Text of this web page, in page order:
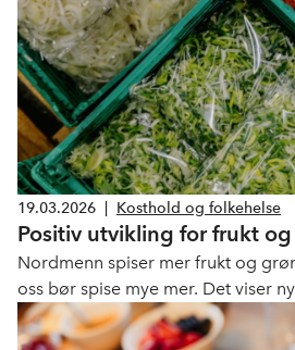
19.03.2026 Kosthold og folkehelse
Positiv utvikling for frukt
Nordmenn spiser mer frukt og
oss bør spise mye mer. Det viser
presentert på fagdagen for frukt
mars.